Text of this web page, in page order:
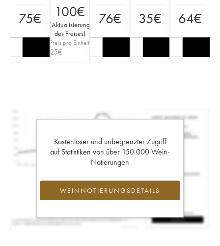
75€ 100€
(Aktualisierung
des Preises)
Preis pro Einheit
25€
76€ 35€ 64€
Kostenloser und unbegrenzter Zugriff
auf Statistiken von über 150.000 Wein-
Notierungen
WEINNOTIERUNGSDETAILS